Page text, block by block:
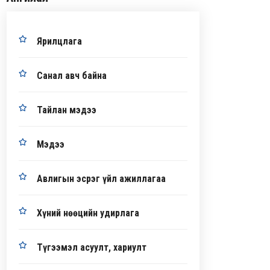
Ярилцлага
Санал авч байна
Тайлан мэдээ
Мэдээ
Авлигын эсрэг үйл ажиллагаа
Хүний нөөцийн удирлага
Түгээмэл асуулт, хариулт